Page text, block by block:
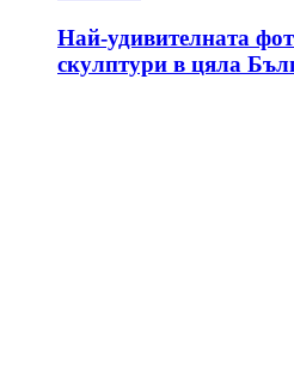
Най-удивителната
скулптури в цяла